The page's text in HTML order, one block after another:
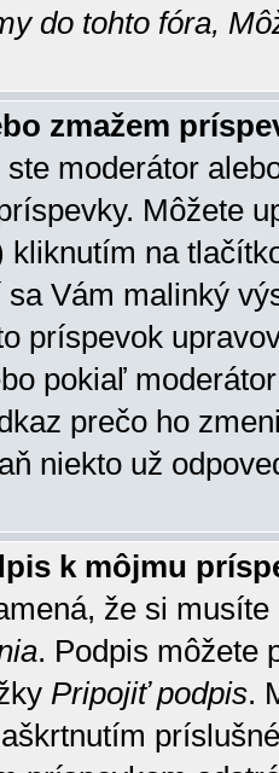
do tohto fóra,
zmažem
moderátor
Môžete
kliknutím na
Vám malinký
príspevok
pokiaľ
prečo ho
niekto už
k môjmu
že si
. Podpis môžete
Pripojiť podpis.